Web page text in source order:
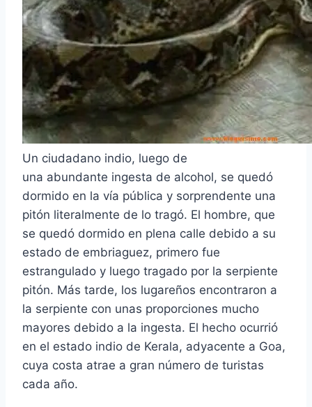
Un ciudadano indio, luego de
una abundante ingesta de alcohol, se quedó
dormido en la vía pública y sorprendente una
pitón literalmente de lo tragó. El hombre, que
se quedó dormido en plena calle debido a su
estado de embriaguez, primero fue
estrangulado y luego tragado por la serpiente
pitón. Más tarde, los lugareños encontraron a
la serpiente con unas proporciones mucho
mayores debido a la ingesta. El hecho ocurrió
en el estado indio de Kerala, adyacente a Goa,
cuya costa atrae a gran número de turistas
cada año.